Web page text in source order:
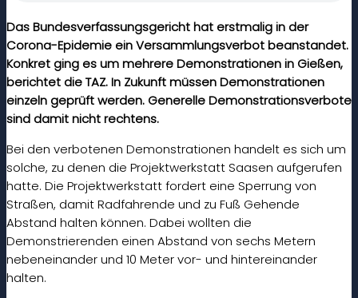
Das Bundesverfassungsgericht hat erstmalig in der
Corona-Epidemie ein Versammlungsverbot beanstandet.
Konkret ging es um mehrere Demonstrationen in Gießen,
berichtet die TAZ. In Zukunft müssen Demonstrationen
einzeln geprüft werden. Generelle Demonstrationsverbote
sind damit nicht rechtens.
Bei den verbotenen Demonstrationen handelt es sich um
solche, zu denen die Projektwerkstatt Saasen aufgerufen
hatte. Die Projektwerkstatt fordert eine Sperrung von
Straßen, damit Radfahrende und zu Fuß Gehende
Abstand halten können. Dabei wollten die
Demonstrierenden einen Abstand von sechs Metern
nebeneinander und 10 Meter vor- und hintereinander
halten.